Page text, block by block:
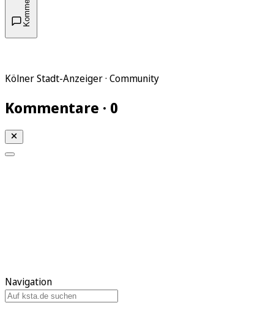
Kölner Stadt-Anzeiger · Community
Kommentare · 0
Navigation